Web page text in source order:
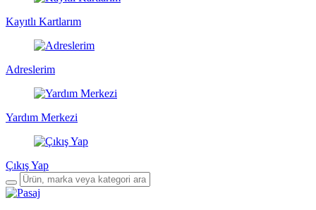
Kayıtlı Kartlarım
Adreslerim
Yardım Merkezi
Çıkış Yap